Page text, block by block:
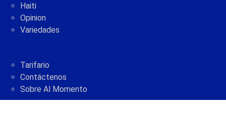
Haiti
Opinion
Variedades
Tarifario
Contáctenos
Sobre Al Momento